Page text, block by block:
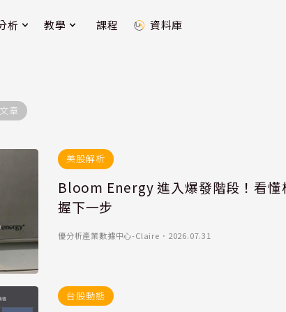
析 教學 課程 資料庫
章
美股解析
Bloom Energy 進入爆發階段！看懂
握下一步
優分析產業數據中心-Claire ． 2026.07.31
台股動態